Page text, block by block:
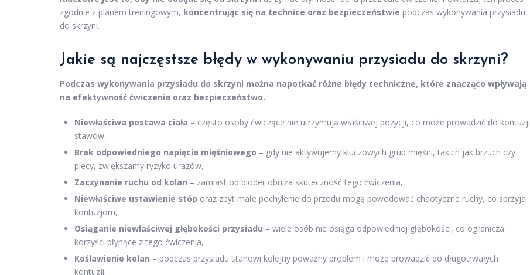
zgodnie z planem treningowym, koncentrując się na technice oraz bezpieczeństwie podczas wykonywania przysiadu
do skrzyni.
Jakie są najczęstsze błędy w wykonywaniu przysiadu do skrzyni?
Podczas wykonywania przysiadu do skrzyni można napotkać różne błędy techniczne, które znacząco wpływają
na efektywność ćwiczenia oraz bezpieczeństwo.
Niewłaściwa postawa ciała – często osoby ćwiczące nie utrzymują właściwej pozycji, co może prowadzić do kontuzji
stawów,
Brak odpowiedniego napięcia mięśniowego – gdy nie aktywujemy kluczowych grup mięśni, takich jak brzuch czy
plecy, zwiększamy ryzyko urazów,
Zaczynanie ruchu od kolan – zamiast od bioder obniża skuteczność tego ćwiczenia,
Niewłaściwe ustawienie stóp oraz zbyt małe pochylenie do przodu mogą powodować chaotyczne ruchy, co sprzyja
kontuzjom,
Osiąganie niewłaściwej głębokości przysiadu – wiele osób nie osiąga odpowiedniej głębokości, co ogranicza
korzyści płynące z tego ćwiczenia,
Koślawienie kolan – podczas przysiadu stanowi kolejny poważny problem i może prowadzić do długotrwałych
kontuzji.